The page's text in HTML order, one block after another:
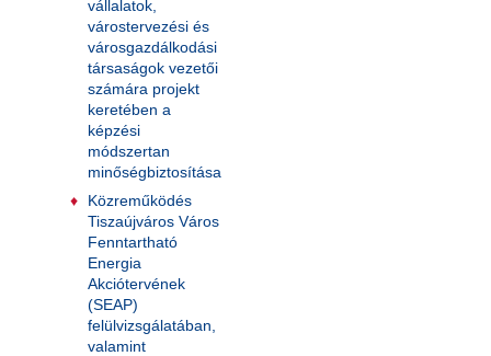
vállalatok,
várostervezési és
városgazdálkodási
társaságok vezetői
számára projekt
keretében a
képzési
módszertan
minőségbiztosítása
Közreműködés
Tiszaújváros Város
Fenntartható
Energia
Akciótervének
(SEAP)
felülvizsgálatában,
valamint